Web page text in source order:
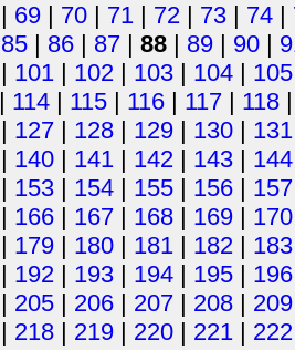
| 69 | 70 | 71 | 72 | 73 | 74 |
85 | 86 | 87 | 88 | 89 | 90 |
| 101 | 102 | 103 | 104 | 105
| 114 | 115 | 116 | 117 | 118
| 127 | 128 | 129 | 130 | 131
| 140 | 141 | 142 | 143 | 144
| 153 | 154 | 155 | 156 | 157
| 166 | 167 | 168 | 169 | 170
| 179 | 180 | 181 | 182 | 183
| 192 | 193 | 194 | 195 | 196
| 205 | 206 | 207 | 208 | 209
| 218 | 219 | 220 | 221 | 222